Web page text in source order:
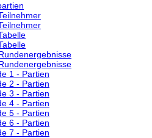
1 - Partien
2 - Partien
3 - Partien
4 - Partien
5 - Partien
6 - Partien
7 - Partien